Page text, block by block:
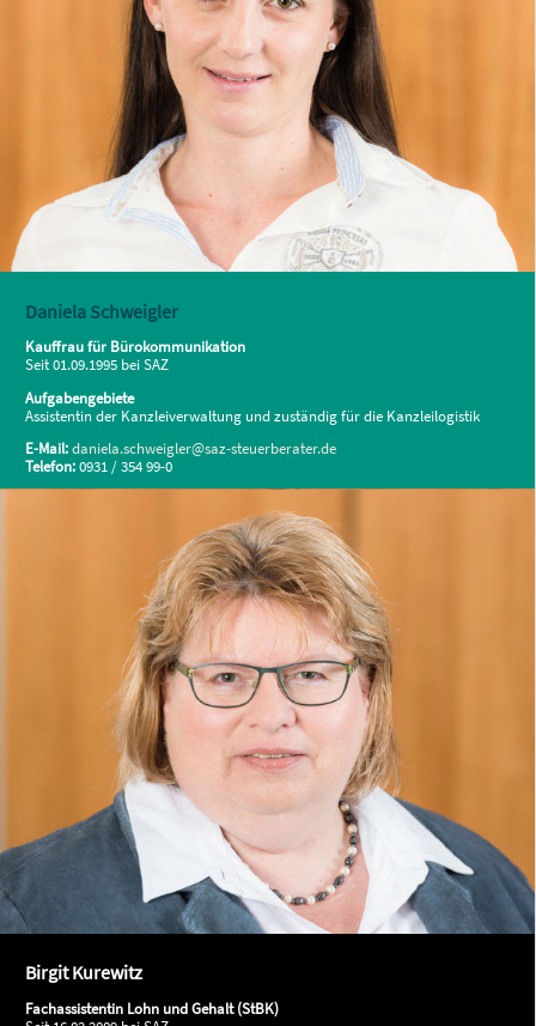
Daniela Schweigler
Kauffrau für Bürokommunikation
Seit 01.09.1995 bei SAZ
Aufgabengebiete
Assistentin der Kanzleiverwaltung und zuständig für die Kanzleilogistik
E-Mail: daniela.schweigler@saz-steuerberater.de
Telefon: 0931 / 354 99-0
Birgit Kurewitz
Fachassistentin Lohn und Gehalt (StBK)